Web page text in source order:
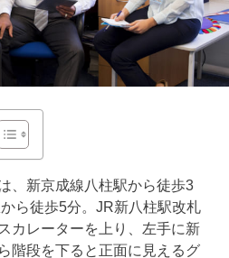
、新京成線八柱駅から徒歩3
ら徒歩5分。JR新八柱駅改札
カレーターを上り、左手に新
階段を下ると正面に見えるグ